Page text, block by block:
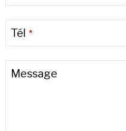
Tél *
Message